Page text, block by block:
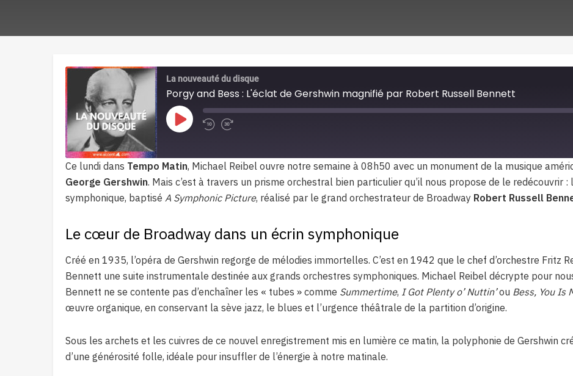
La nouveauté du disque
Porgy and Bess : L'éclat de Gershwin magnifié par Robert Russell Bennett
Play
Episode
Ce lundi dans Tempo Matin, Michael Reibel ouvre notre semaine à 08h50 avec un monument de la musique
George Gershwin. Mais c’est à travers un prisme orchestral bien particulier qu’il nous propose de le redécouvrir
symphonique, baptisé A Symphonic Picture, réalisé par le grand orchestrateur de Broadway Robert Russell
Le cœur de Broadway dans un écrin symphonique
Créé en 1935, l’opéra de Gershwin regorge de mélodies immortelles. C’est en 1942 que le chef d’orchestre Fritz
Bennett une suite instrumentale destinée aux grands orchestres symphoniques. Michael Reibel décrypte pour
Bennett ne se contente pas d’enchaîner les « tubes » comme Summertime, I Got Plenty o’ Nuttin’ou Bess, You Is
œuvre organique, en conservant la sève jazz, le blues et l’urgence théâtrale de la partition d’origine.
Sous les archets et les cuivres de ce nouvel enregistrement mis en lumière ce matin, la polyphonie de Gershwin
d’une générosité folle, idéale pour insuffler de l’énergie à notre matinale.